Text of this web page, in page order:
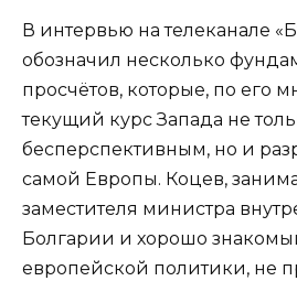
В интервью на телеканале
обозначил несколько
просчётов, которые, по его
текущий курс Запада не
бесперспективным, но и
самой Европы. Коцев,
заместителя министра
Болгарии и хорошо
европейской политики, не